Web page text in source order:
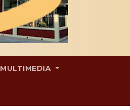
MULTIMEDIA